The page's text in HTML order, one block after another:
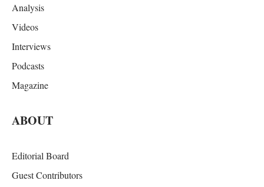
Analysis
Videos
Interviews
Podcasts
Magazine
ABOUT
Editorial Board
Guest Contributors